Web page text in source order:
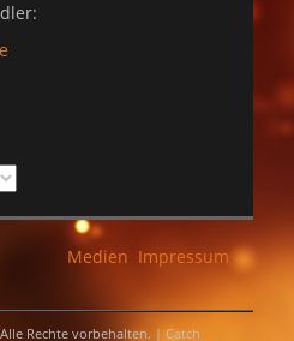
Medien Impressum
Rechte vorbehalten. | Catch